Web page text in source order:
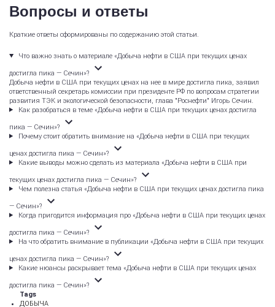
Вопросы и ответы
Краткие ответы сформированы по содержанию этой статьи.
Что важно знать о материале «Добыча нефти в США при текущих ценах
достигла пика — Сечин»?
Добыча нефти в США при текущих ценах на нее в мире достигла пика, заявил
ответственный секретарь комиссии при президенте РФ по вопросам стратегии
развития ТЭК и экологической безопасности, глава "Роснефти" Игорь Сечин.
Как разобраться в теме «Добыча нефти в США при текущих ценах достигла
пика — Сечин»?
Почему стоит обратить внимание на «Добыча нефти в США при текущих
ценах достигла пика — Сечин»?
Какие выводы можно сделать из материала «Добыча нефти в США при
текущих ценах достигла пика — Сечин»?
Чем полезна статья «Добыча нефти в США при текущих ценах достигла пика
— Сечин»?
Когда пригодится информация про «Добыча нефти в США при текущих ценах
достигла пика — Сечин»?
На что обратить внимание в публикации «Добыча нефти в США при текущих
ценах достигла пика — Сечин»?
Какие нюансы раскрывает тема «Добыча нефти в США при текущих ценах
достигла пика — Сечин»?
Tags
ДОБЫЧА